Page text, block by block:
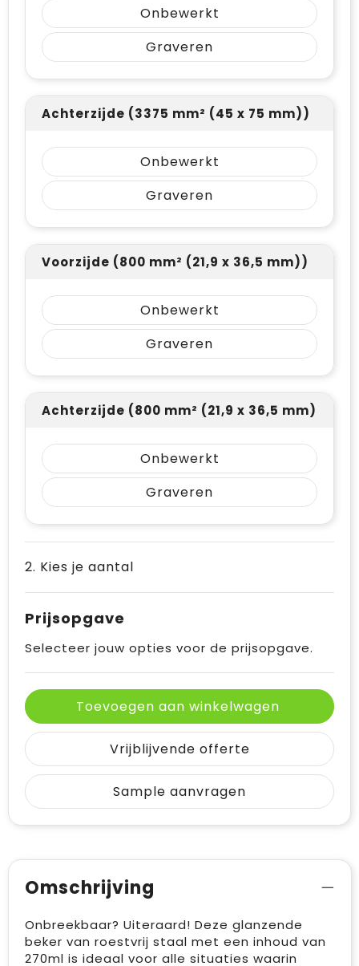
Onbewerkt
Graveren
Achterzijde (3375 mm² (45 x 75 mm))
Onbewerkt
Graveren
Voorzijde (800 mm² (21,9 x 36,5 mm))
Onbewerkt
Graveren
Achterzijde (800 mm² (21,9 x 36,5 mm))
Onbewerkt
Graveren
2. Kies je aantal
Prijsopgave
Selecteer jouw opties voor de prijsopgave.
Toevoegen aan winkelwagen
Vrijblijvende offerte
Sample aanvragen
Omschrijving
Onbreekbaar? Uiteraard! Deze glanzende
beker van roestvrij staal met een inhoud van
270ml is ideaal voor alle situaties waarin